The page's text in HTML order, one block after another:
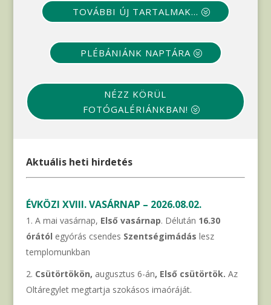
TOVÁBBI ÚJ TARTALMAK...
PLÉBÁNIÁNK NAPTÁRA
NÉZZ KÖRÜL
FOTÓGALÉRIÁNKBAN!
Aktuális heti hirdetés
ÉVKÖZI XVIII. VASÁRNAP – 2026.08.02.
A mai vasárnap, Első vasárnap. Délután 16.30
órától egyórás csendes Szentségimádás lesz
templomunkban
Csütörtökön, augusztus 6-án, Első csütörtök. Az
Oltáregylet megtartja szokásos imaóráját.